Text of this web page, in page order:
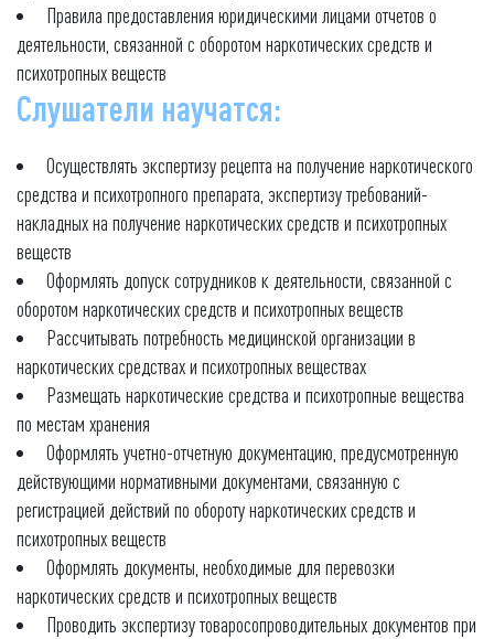
Правила предоставления юридическими лицами отчетов о
деятельности, связанной с оборотом наркотических средств и
психотропных веществ
Слушатели научатся:
Осуществлять экспертизу рецепта на получение наркотического
средства и психотропного препарата, экспертизу требований-
накладных на получение наркотических средств и психотропных
веществ
Оформлять допуск сотрудников к деятельности, связанной с
оборотом наркотических средств и психотропных веществ
Рассчитывать потребность медицинской организации в
наркотических средствах и психотропных веществах
Размещать наркотические средства и психотропные вещества
по местам хранения
Оформлять учетно-отчетную документацию, предусмотренную
действующими нормативными документами, связанную с
регистрацией действий по обороту наркотических средств и
психотропных веществ
Оформлять документы, необходимые для перевозки
наркотических средств и психотропных веществ
Проводить экспертизу товаросопроводительных документов при